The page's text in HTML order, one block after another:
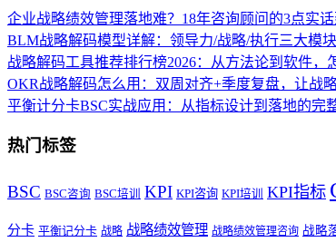
企业战略绩效管理落地难？18年咨询顾问的3点实
BLM战略解码模型详解：领导力/战略/执行三大模
战略解码工具推荐排行榜2026：从方法论到软件，
OKR战略解码怎么用：双周对齐+季度复盘，让战
平衡计分卡BSC实战应用：从指标设计到落地的完
热门标签
BSC BSC咨询 BSC培训 KPI KPI咨询 KPI培训 KPI指标
分卡 平衡记分卡 战略 战略绩效管理 战略绩效管理咨询 战略